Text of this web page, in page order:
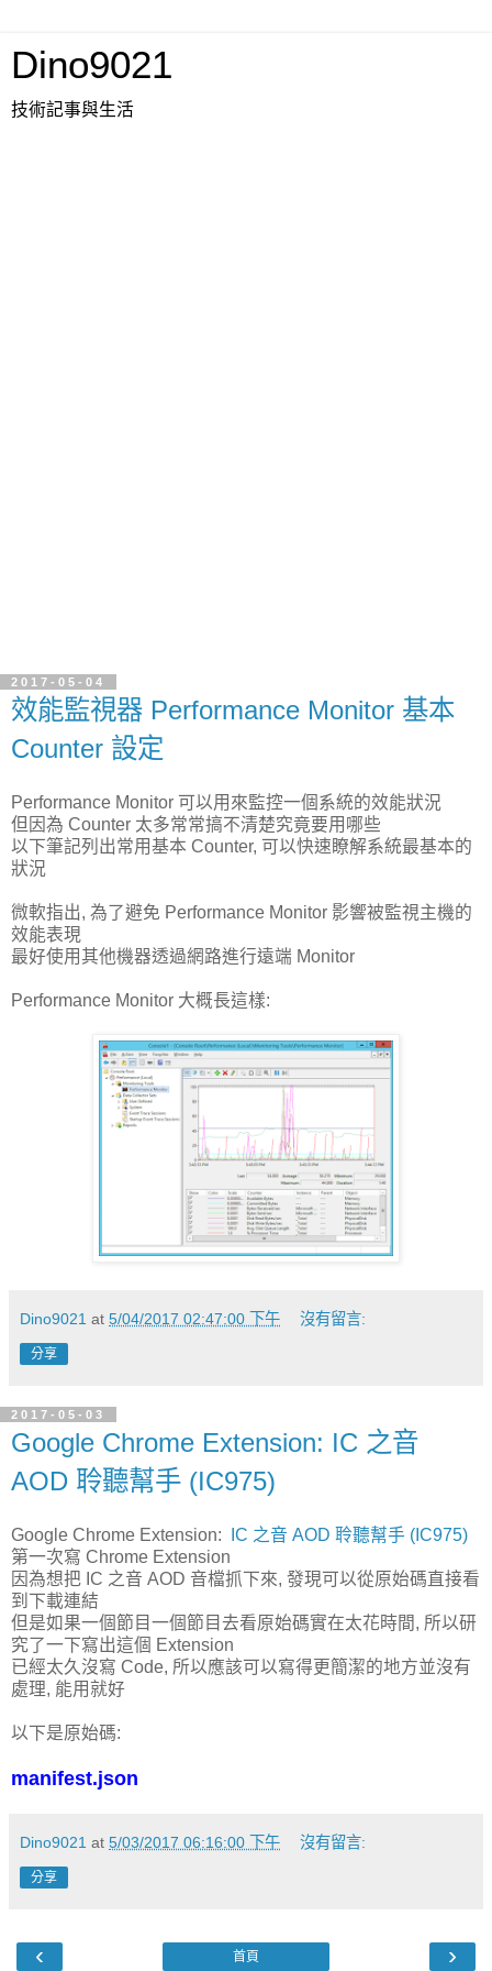
Dino9021
技術記事與生活
2017-05-04
效能監視器 Performance Monitor 基本
Counter 設定
Performance Monitor 可以用來監控一個系統的效能狀況
但因為 Counter 太多常常搞不清楚究竟要用哪些
以下筆記列出常用基本 Counter, 可以快速瞭解系統最基本的
狀況
微軟指出, 為了避免 Performance Monitor 影響被監視主機的
效能表現
最好使用其他機器透過網路進行遠端 Monitor
Performance Monitor 大概長這樣:
Dino9021 at 5/04/2017 02:47:00 下午 沒有留言:
分享
2017-05-03
Google Chrome Extension: IC 之音
AOD 聆聽幫手 (IC975)
Google Chrome Extension:
IC 之音 AOD 聆聽幫手 (IC975)
第一次寫 Chrome Extension
因為想把 IC 之音 AOD 音檔抓下來, 發現可以從原始碼直接看
到下載連結
但是如果一個節目一個節目去看原始碼實在太花時間, 所以研
究了一下寫出這個 Extension
已經太久沒寫 Code, 所以應該可以寫得更簡潔的地方並沒有
處理, 能用就好
以下是原始碼:
manifest.json
Dino9021 at 5/03/2017 06:16:00 下午 沒有留言:
分享
‹ ›
首頁